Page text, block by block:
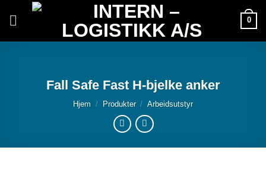
0
Fall Safe Fast H-bjelke anker
Hjem / Produkter / Arbeidsutstyr